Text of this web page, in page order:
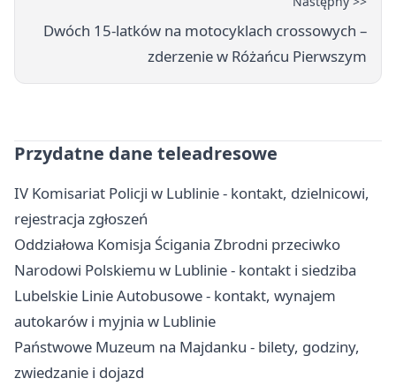
Dwóch 15-latków na motocyklach crossowych –
zderzenie w Różańcu Pierwszym
Przydatne dane teleadresowe
IV Komisariat Policji w Lublinie - kontakt, dzielnicowi,
rejestracja zgłoszeń
Oddziałowa Komisja Ścigania Zbrodni przeciwko
Narodowi Polskiemu w Lublinie - kontakt i siedziba
Lubelskie Linie Autobusowe - kontakt, wynajem
autokarów i myjnia w Lublinie
Państwowe Muzeum na Majdanku - bilety, godziny,
zwiedzanie i dojazd